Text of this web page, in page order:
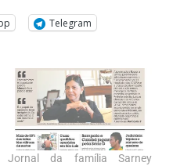
Telegram
Jornal da família Sarney